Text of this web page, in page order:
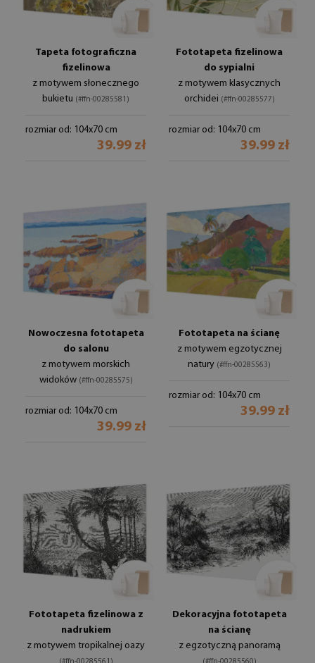
Tapeta fotograficzna
fizelinowa
z motywem słonecznego
bukietu (#ffn-00285581)
rozmiar od: 104x70 cm
39.99 zł
Fototapeta fizelinowa
do sypialni
z motywem klasycznych
orchidei (#ffn-00285577)
rozmiar od: 104x70 cm
39.99 zł
Nowoczesna fototapeta
do salonu
z motywem morskich
widoków (#ffn-00285575)
rozmiar od: 104x70 cm
39.99 zł
Fototapeta na ścianę
z motywem egzotycznej
natury (#ffn-00285563)
rozmiar od: 104x70 cm
39.99 zł
Fototapeta fizelinowa z
nadrukiem
z motywem tropikalnej oazy
Dekoracyjna fototapeta
na ścianę
z egzotyczną panoramą